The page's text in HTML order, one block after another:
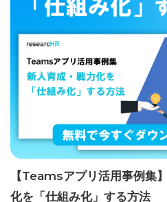
【Teamsアプリ活用事例集
化を「仕組み化」する方法